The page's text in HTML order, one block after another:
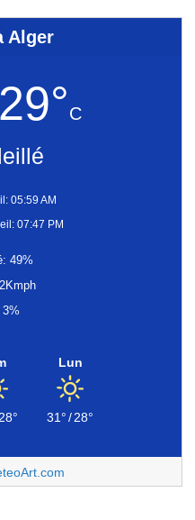
Alger
29°C
05:59 AM
07:47 PM
49%
3%
28°
Lun
31°/28°